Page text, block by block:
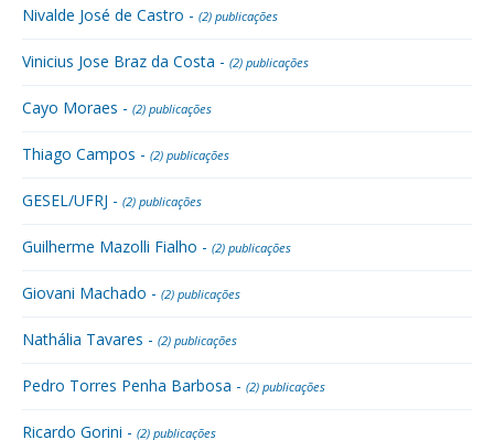
Nivalde José de Castro - (2) publicações
Vinicius Jose Braz da Costa - (2) publicações
Cayo Moraes - (2) publicações
Thiago Campos - (2) publicações
GESEL/UFRJ - (2) publicações
Guilherme Mazolli Fialho - (2) publicações
Giovani Machado - (2) publicações
Nathália Tavares - (2) publicações
Pedro Torres Penha Barbosa - (2) publicações
Ricardo Gorini - (2) publicações